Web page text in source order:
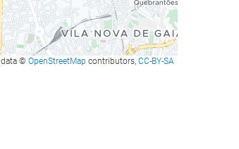
data © OpenStreetMap contributors, CC-BY-SA